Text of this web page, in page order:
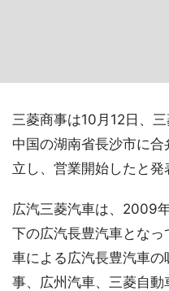
三菱商事は10月12日、
中国の湖南省長沙市に
立し、営業開始したと発
広汽三菱汽車は、2009
下の広汽長豊汽車とな
車による広汽長豊汽車
事、広州汽車、三菱自